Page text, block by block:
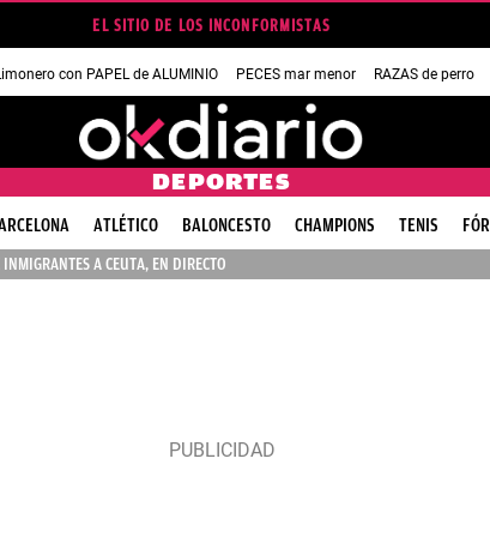
EL SITIO DE LOS INCONFORMISTAS
con PAPEL de ALUMINIO PECES mar menor RAZAS de perro
DEPORTES
ATLÉTICO BALONCESTO CHAMPIONS TENIS
A CEUTA, EN DIRECTO